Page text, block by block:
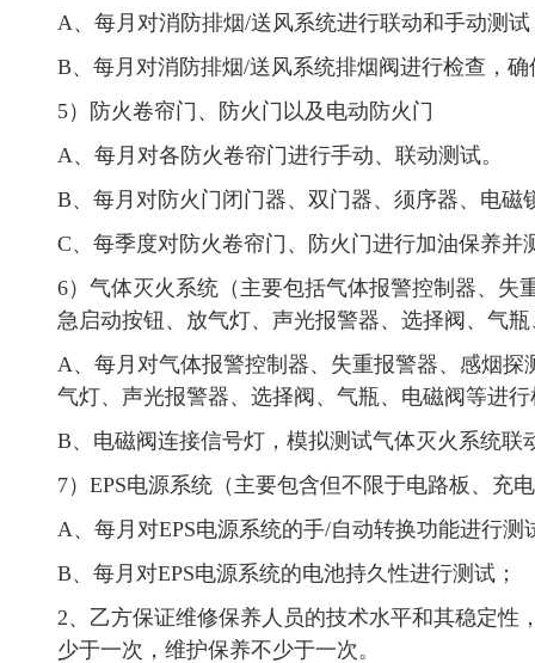
A、每月对消防排烟/送风系统进行联动和手动测试
B、每月对消防排烟/送风系统排烟阀进行检查，
5）防火卷帘门、防火门以及电动防火门
A、每月对各防火卷帘门进行手动、联动测试。
B、每月对防火门闭门器、双门器、须序器、电磁
C、每季度对防火卷帘门、防火门进行加油保养并
6）气体灭火系统（主要包括气体报警控制器、失
急启动按钮、放气灯、声光报警器、选择阀、气
A、每月对气体报警控制器、失重报警器、感烟
气灯、声光报警器、选择阀、气瓶、电磁阀等进
B、电磁阀连接信号灯，模拟测试气体灭火系统联
7）EPS电源系统（主要包含但不限于电路板、充
A、每月对EPS电源系统的手/自动转换功能进行测
B、每月对EPS电源系统的电池持久性进行测试；
2、乙方保证维修保养人员的技术水平和其稳定性
少于一次，维护保养不少于一次。